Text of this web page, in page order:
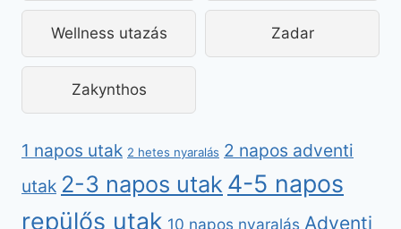
Wellness utazás Zadar
Zakynthos
1 napos utak 2 hetes nyaralás 2 napos adventi
utak 2-3 napos utak 4-5 napos
repülős utak 10 napos nyaralás Adventi